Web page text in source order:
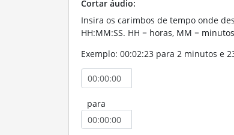
Cortar áudio:
Insira os carimbos de tempo onde
HH:MM:SS. HH = horas, MM =
Exemplo: 00:02:23 para 2 minutos e
para